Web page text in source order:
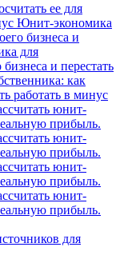
ее для
Юнит-экономика
бизнеса и
для
и перестать
как
работать в минус
юнит-
прибыль.
юнит-
прибыль.
юнит-
прибыль.
юнит-
прибыль.